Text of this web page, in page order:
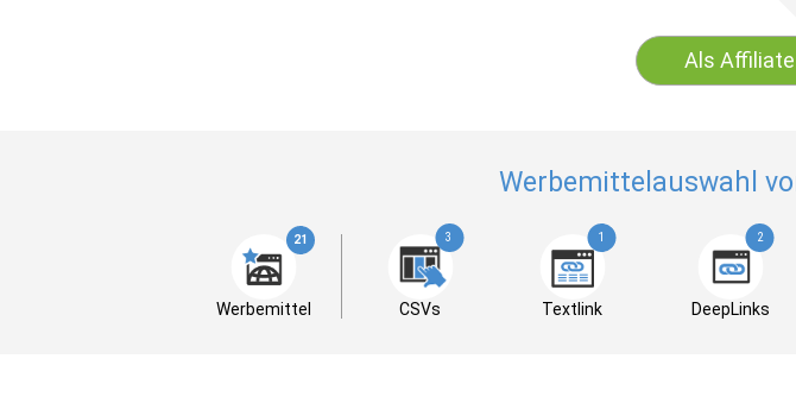
Als
Werbemittelauswahl
21
Werbemittel
3
CSVs
1
Textlink
2
DeepLinks